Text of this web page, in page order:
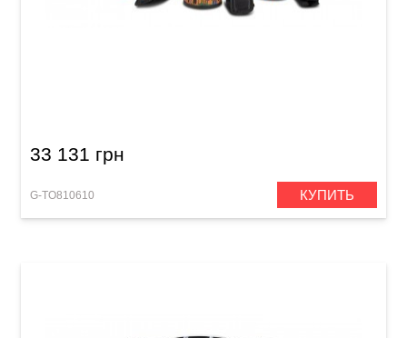
33 131 грн
G-TO810610 КУПИТЬ